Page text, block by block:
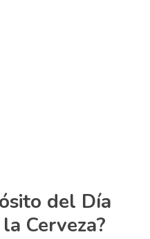
del Día
Cerveza?